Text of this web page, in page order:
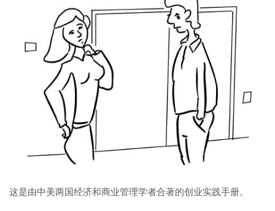
这是由中美两国经济和商业管理学者合著的创业实践手册。